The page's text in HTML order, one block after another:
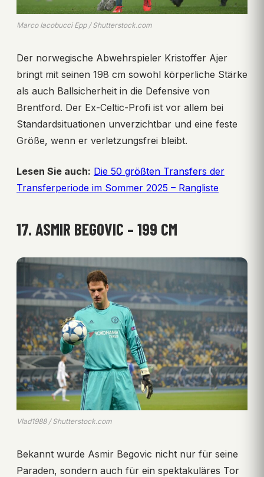
Marco Iacobucci Epp / Shutterstock.com
Der norwegische Abwehrspieler Kristoffer Ajer
bringt mit seinen 198 cm sowohl körperliche Stärke
als auch Ballsicherheit in die Defensive von
Brentford. Der Ex-Celtic-Profi ist vor allem bei
Standardsituationen unverzichtbar und eine feste
Größe, wenn er verletzungsfrei bleibt.
Lesen Sie auch: Die 50 größten Transfers der
Transferperiode im Sommer 2025 – Rangliste
17. ASMIR BEGOVIC – 199 CM
Vlad1988 / Shutterstock.com
Bekannt wurde Asmir Begovic nicht nur für seine
Paraden, sondern auch für ein spektakuläres Tor